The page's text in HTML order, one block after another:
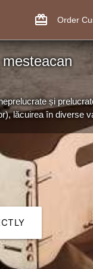
card_giftcard Order
și
lăcuirea în diverse